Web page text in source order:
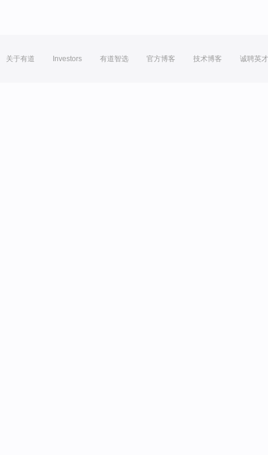
关于有道 Investors 有道智选 官方博客 技术博客 诚聘英才